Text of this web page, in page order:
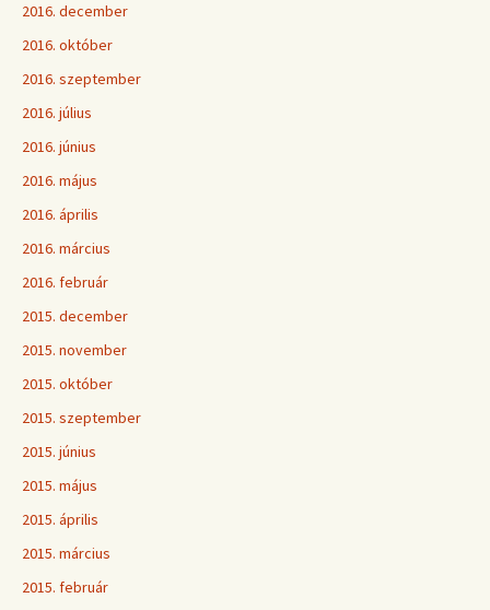
2016. december
2016. október
2016. szeptember
2016. július
2016. június
2016. május
2016. április
2016. március
2016. február
2015. december
2015. november
2015. október
2015. szeptember
2015. június
2015. május
2015. április
2015. március
2015. február